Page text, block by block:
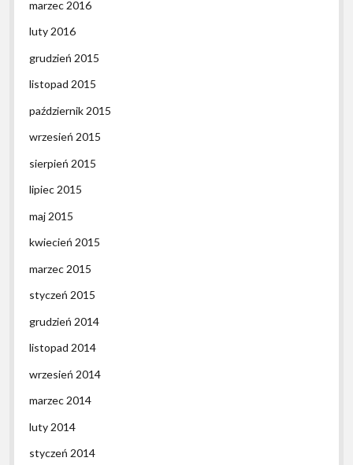
marzec 2016
luty 2016
grudzień 2015
listopad 2015
październik 2015
wrzesień 2015
sierpień 2015
lipiec 2015
maj 2015
kwiecień 2015
marzec 2015
styczeń 2015
grudzień 2014
listopad 2014
wrzesień 2014
marzec 2014
luty 2014
styczeń 2014